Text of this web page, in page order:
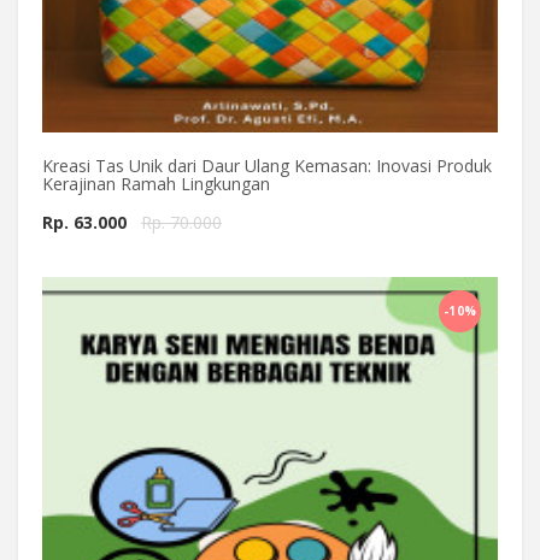
Kreasi Tas Unik dari Daur Ulang Kemasan: Inovasi Produk
Kerajinan Ramah Lingkungan
Rp. 63.000
Rp. 70.000
-10%